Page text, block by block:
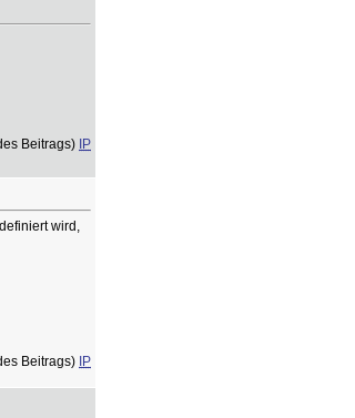
Beitrags) IP
wird,
Beitrags) IP